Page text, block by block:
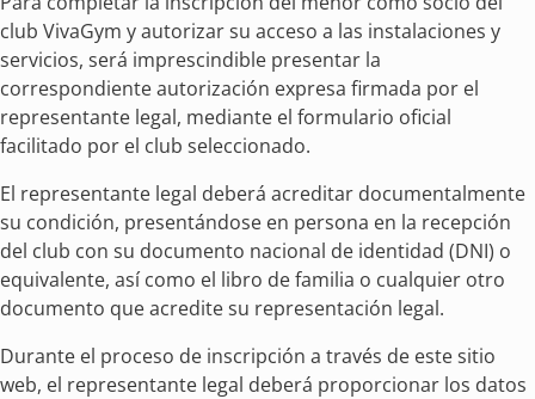
club VivaGym y autorizar su acceso a las instalaciones y
servicios, será imprescindible presentar la
correspondiente autorización expresa firmada por el
representante legal, mediante el formulario oficial
facilitado por el club seleccionado.
El representante legal deberá acreditar documentalmente
su condición, presentándose en persona en la recepción
del club con su documento nacional de identidad (DNI) o
equivalente, así como el libro de familia o cualquier otro
documento que acredite su representación legal.
Durante el proceso de inscripción a través de este sitio
web, el representante legal deberá proporcionar los datos